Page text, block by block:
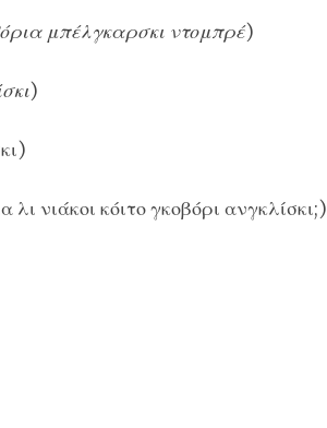
μπέλγκαρσκι ντομπρέ)
)
κόιτο γκοβόρι ανγκλίσκι;)